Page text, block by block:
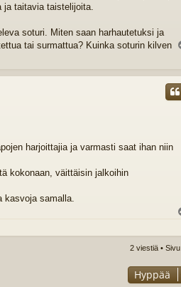
taitavia taistelijoita.
soturi. Miten saan harhautetuksi ja
tai surmattua? Kuinka soturin kilven
harjoittajia ja varmasti saat ihan niin
kokonaan, väittäisin jalkoihin
samalla.
2 viestiä • Sivu
Hyppää